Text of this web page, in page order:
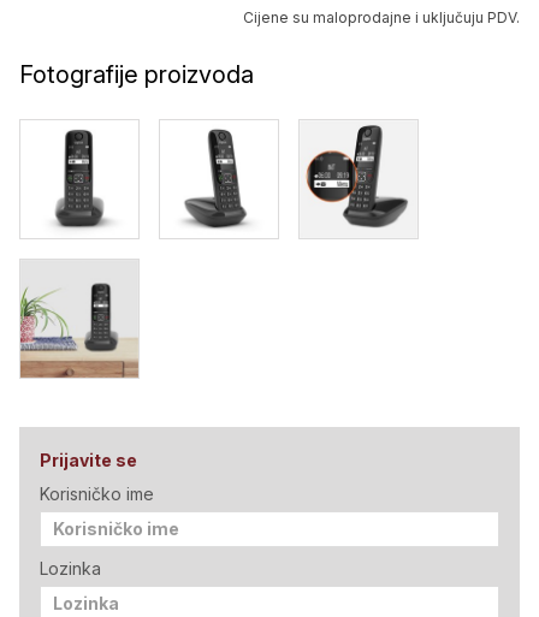
Cijene su maloprodajne i uključuju PDV.
Fotografije proizvoda
Prijavite se
Korisničko ime
Lozinka